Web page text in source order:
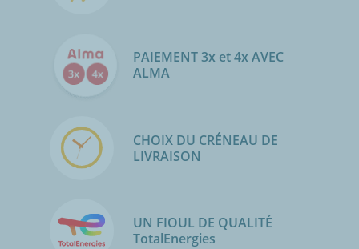
PAIEMENT 3x et 4x AVEC
ALMA
CHOIX DU CRÉNEAU DE
LIVRAISON
UN FIOUL DE QUALITÉ
TotalEnergies